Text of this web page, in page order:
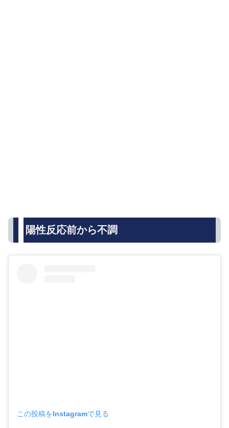
陽性反応前から不調
この投稿をInstagramで見る